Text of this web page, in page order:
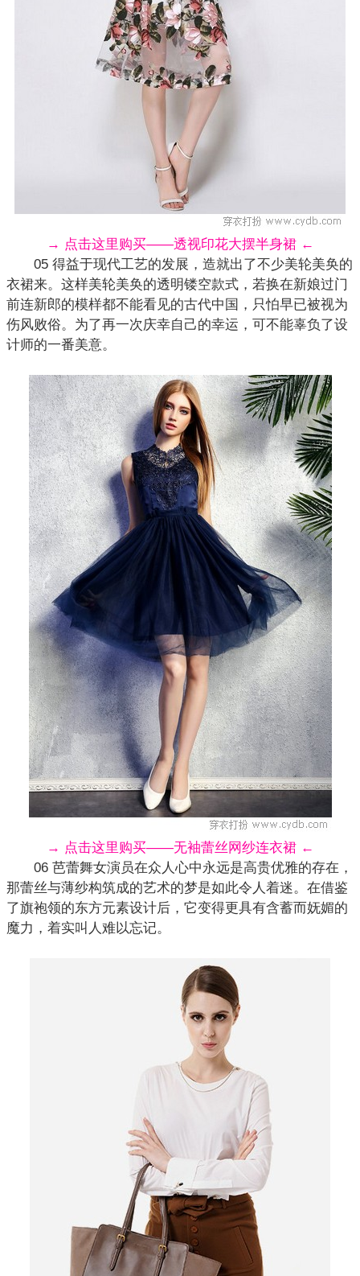
→ 点击这里购买——透视印花大摆半身裙 ←
05 得益于现代工艺的发展，造就出了不少美轮美奂的
衣裙来。这样美轮美奂的透明镂空款式，若换在新娘过门
前连新郎的模样都不能看见的古代中国，只怕早已被视为
伤风败俗。为了再一次庆幸自己的幸运，可不能辜负了设
计师的一番美意。
→ 点击这里购买——无袖蕾丝网纱连衣裙 ←
06 芭蕾舞女演员在众人心中永远是高贵优雅的存在，
那蕾丝与薄纱构筑成的艺术的梦是如此令人着迷。在借鉴
了旗袍领的东方元素设计后，它变得更具有含蓄而妩媚的
魔力，着实叫人难以忘记。